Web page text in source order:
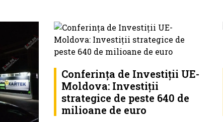
Conferința de Investiții UE-
Moldova: Investiții
strategice de peste 640 de
milioane de euro